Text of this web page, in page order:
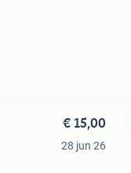
€ 15,00
28 jun 26